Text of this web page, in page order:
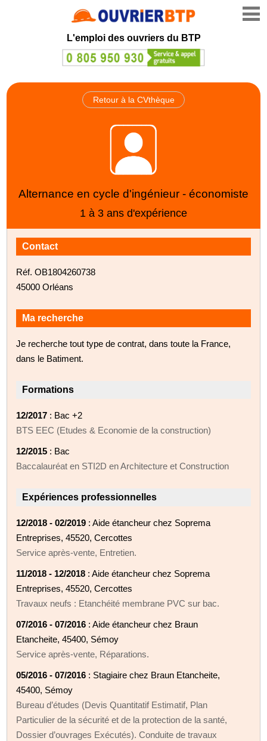
L'emploi des ouvriers du BTP
Retour à la CVthèque
Alternance en cycle d'ingénieur - économiste
1 à 3 ans d'expérience
Contact
Réf. OB1804260738
45000 Orléans
Ma recherche
Je recherche tout type de contrat, dans toute la France,
dans le Batiment.
Formations
12/2017 : Bac +2
BTS EEC (Etudes & Economie de la construction)
12/2015 : Bac
Baccalauréat en STI2D en Architecture et Construction
Expériences professionnelles
12/2018 - 02/2019 : Aide étancheur chez Soprema
Entreprises, 45520, Cercottes
Service après-vente, Entretien.
11/2018 - 12/2018 : Aide étancheur chez Soprema
Entreprises, 45520, Cercottes
Travaux neufs : Etanchéité membrane PVC sur bac.
07/2016 - 07/2016 : Aide étancheur chez Braun
Etancheite, 45400, Sémoy
Service après-vente, Réparations.
05/2016 - 07/2016 : Stagiaire chez Braun Etancheite,
45400, Sémoy
Bureau d’études (Devis Quantitatif Estimatif, Plan
Particulier de la sécurité et de la protection de la santé,
Dossier d’ouvrages Exécutés). Conduite de travaux